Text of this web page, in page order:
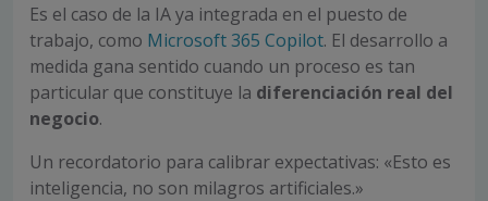
Es el caso de la IA ya integrada en el puesto de
trabajo, como Microsoft 365 Copilot. El desarrollo a
medida gana sentido cuando un proceso es tan
particular que constituye la diferenciación real del
negocio.
Un recordatorio para calibrar expectativas: «Esto es
inteligencia, no son milagros artificiales.»